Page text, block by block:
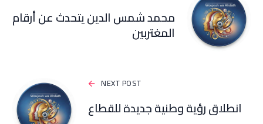
محمد شمس الدين يتحدث عن أرقام
المغتربين
NEXT POST
انطلاق رؤية وطنية جديدة للقطاع